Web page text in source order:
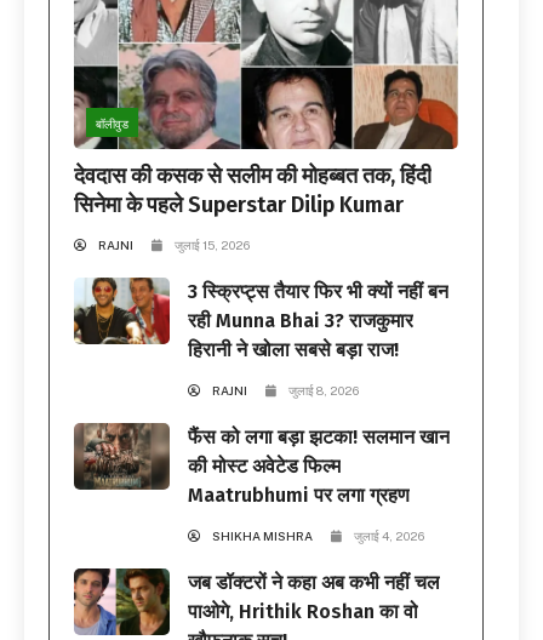
बॉलीवुड
देवदास की कसक से सलीम की मोहब्बत तक, हिंदी
सिनेमा के पहले Superstar Dilip Kumar
RAJNI जुलाई 15, 2026
3 स्क्रिप्ट्स तैयार फिर भी क्यों नहीं बन
रही Munna Bhai 3? राजकुमार
हिरानी ने खोला सबसे बड़ा राज!
RAJNI जुलाई 8, 2026
फैंस को लगा बड़ा झटका! सलमान खान
की मोस्ट अवेटेड फिल्म
Maatrubhumi पर लगा ग्रहण
SHIKHA MISHRA जुलाई 4, 2026
जब डॉक्टरों ने कहा अब कभी नहीं चल
पाओगे, Hrithik Roshan का वो